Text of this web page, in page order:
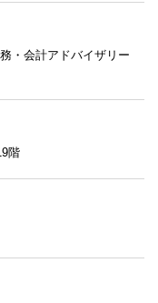
・会計アドバイザリー
階